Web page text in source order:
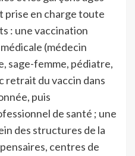
prise en charge toute
: une vaccination
(médecin
sage-femme, pédiatre,
retrait du vaccin dans
puis
de santé ; une
des structures de la
centres de